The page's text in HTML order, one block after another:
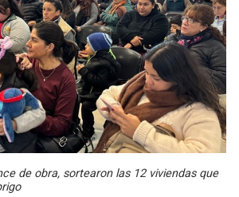
de obra, sortearon las 12 viviendas que